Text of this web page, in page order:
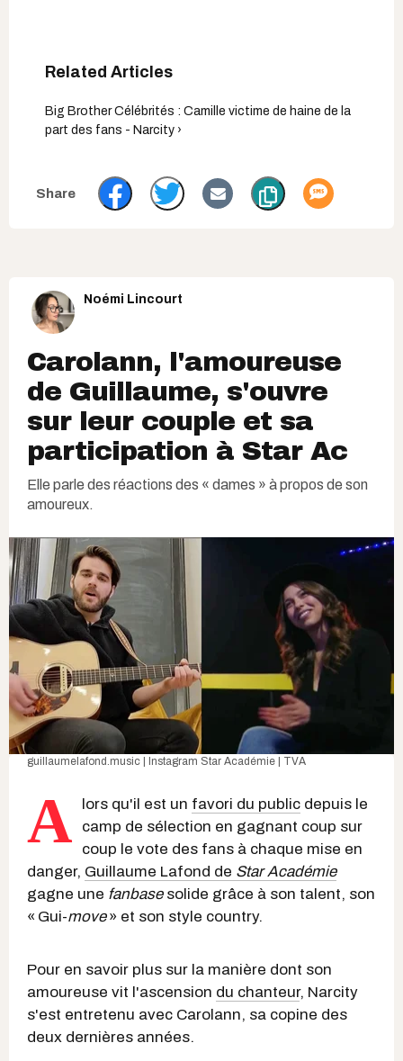
Big Brother Célébrités : Camille victime de haine de la
part des fans - Narcity ›
Noémi Lincourt
Carolann, l'amoureuse
de Guillaume, s'ouvre
sur leur couple et sa
participation à Star Ac
Elle parle des réactions des « dames » à propos de son
amoureux.
guillaumelafond.music | Instagram Star Académie | TVA
A lors qu'il est un favori du public depuis le
camp de sélection en gagnant coup sur
coup le vote des fans à chaque mise en
danger, Guillaume Lafond de Star Académie
gagne une fanbasesolide grâce à son talent, son
« Gui-move» et son style country.
Pour en savoir plus sur la manière dont son
amoureuse vit l'ascension du chanteur, Narcity
s'est entretenu avec Carolann, sa copine des
deux dernières années.